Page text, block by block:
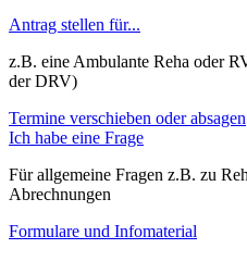
Antrag stellen für...
z.B. eine Ambulante Reha oder
der DRV)
Termine verschieben oder absagen
Ich habe eine Frage
Für allgemeine Fragen z.B. zu
Abrechnungen
Formulare und Infomaterial